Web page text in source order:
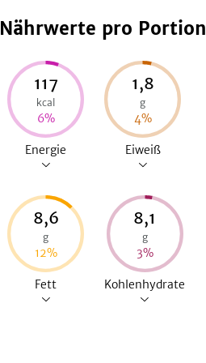
Nährwerte pro Portion
117
kcal
6%
Energie
1,8
g
4%
Eiweiß
8,6
g
12%
Fett
8,1
g
3%
Kohlenhydrate